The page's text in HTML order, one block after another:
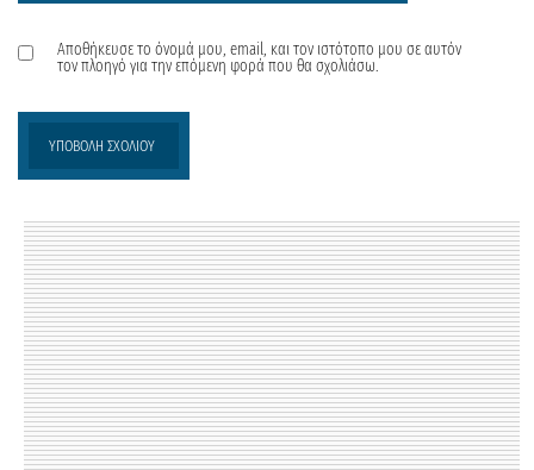
Αποθήκευσε το όνομά μου, email, και τον ιστότοπο μου σε αυτόν
τον πλοηγό για την επόμενη φορά που θα σχολιάσω.